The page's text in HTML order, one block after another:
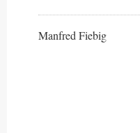
Manfred Fiebig